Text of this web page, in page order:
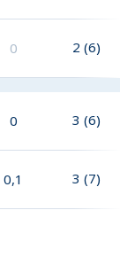
0 2 (6)
0 3 (6)
0,1 3 (7)